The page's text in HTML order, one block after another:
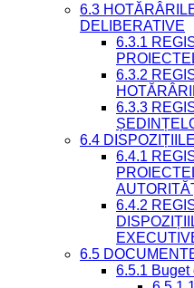
6.3
DELIBERATIVE
6.3.1
6.3.2
6.3.3
6.4
6.4.1
6.4.2
6.5
6.5.1 Buget